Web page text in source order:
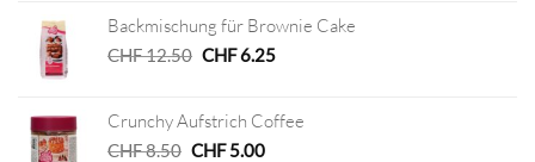
CHF 2.90CHF 1.00.
Backmischung für Brownie Cake
CHF12.50 Ursprünglicher
CHF 12.50
CHF6.25Aktueller
CHF 6.25.
Crunchy Aufstrich Coffee
CHF8.50 Ursprünglicher
CHF5.00Aktueller